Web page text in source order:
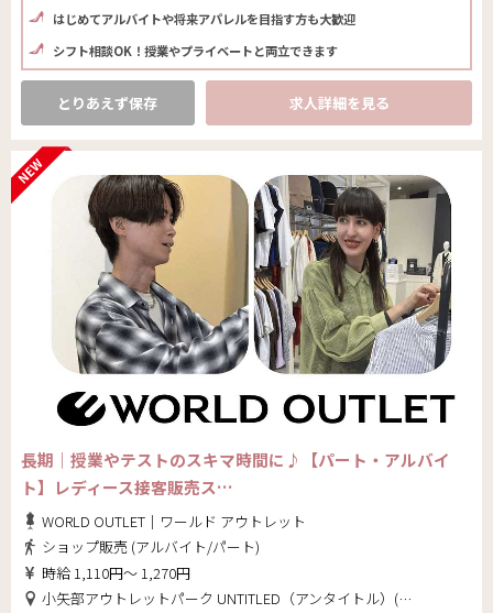
はじめてアルバイトや将来アパレルを目指す方も大歓迎
シフト相談OK！授業やプライベートと両立できます
とりあえず保存 求人詳細を見る
長期｜授業やテストのスキマ時間に♪【パート・アルバイ
ト】レディース接客販売ス…
WORLD OUTLET｜ワールド アウトレット
ショップ販売 (アルバイト/パート)
時給 1,110円～ 1,270円
小矢部アウトレットパーク UNTITLED（アンタイトル）(富山県 小矢部市)